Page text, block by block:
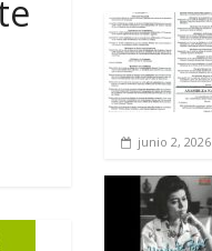
junio 2, 2026